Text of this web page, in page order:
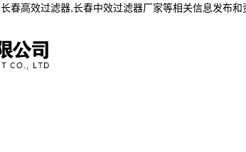
春高效过滤器,长春中效过滤器厂家等相关信息发布和